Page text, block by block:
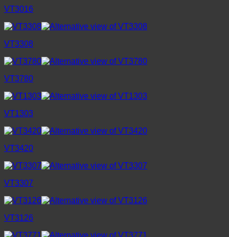
VT3016
VT3308
VT3780
VT1303
VT3420
VT3307
VT3126